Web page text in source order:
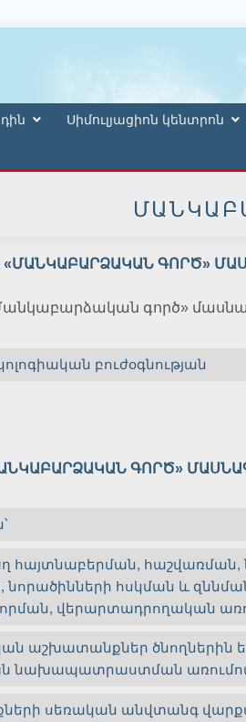
Սիմուլյացիոն կենտրոն
ԳՈՐԾ»
գործ»
բուժօգնության
ԳՈՐԾ»
հայտնաբերման,
նորածինների հսկման և
վերարտադրողական
աշխատանքներ
նախապատրաստման
սեռական անվտանգ